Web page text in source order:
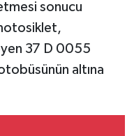
sonucu
37 D 0055
altına